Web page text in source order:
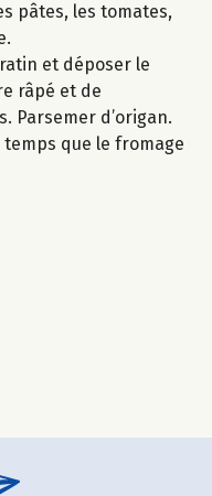
pâtes, les tomates,
et déposer le
râpé et de
Parsemer d’origan.
que le fromage